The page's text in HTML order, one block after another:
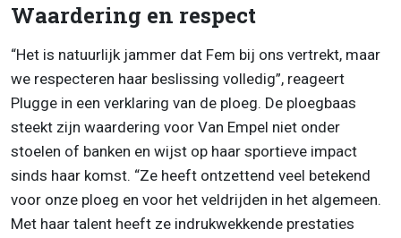
Waardering en respect
“Het is natuurlijk jammer dat Fem bij ons vertrekt, maar
we respecteren haar beslissing volledig”, reageert
Plugge in een verklaring van de ploeg. De ploegbaas
steekt zijn waardering voor Van Empel niet onder
stoelen of banken en wijst op haar sportieve impact
sinds haar komst. “Ze heeft ontzettend veel betekend
voor onze ploeg en voor het veldrijden in het algemeen.
Met haar talent heeft ze indrukwekkende prestaties